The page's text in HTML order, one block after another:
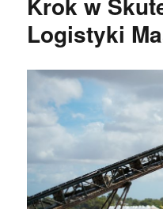
Logistyki